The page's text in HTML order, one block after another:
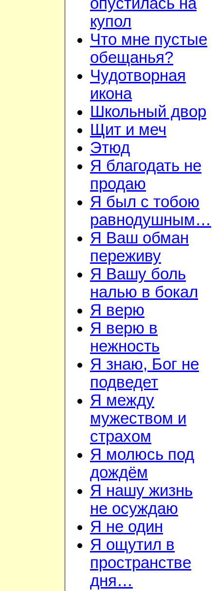
опустилась на
купол
Что мне пустые
обещанья?
Чудотворная
икона
Школьный двор
Щит и меч
Этюд
Я благодать не
продаю
Я был с тобою
равнодушным…
Я Ваш обман
переживу
Я Вашу боль
налью в бокал
Я верю
Я верю в
нежность
Я знаю, Бог не
подведет
Я между
мужеством и
страхом
Я молюсь под
дождём
Я нашу жизнь
не осуждаю
Я не один
Я ощутил в
пространстве
дня…